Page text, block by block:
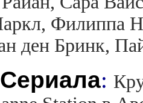
Филиппа
ден Бринк,
: